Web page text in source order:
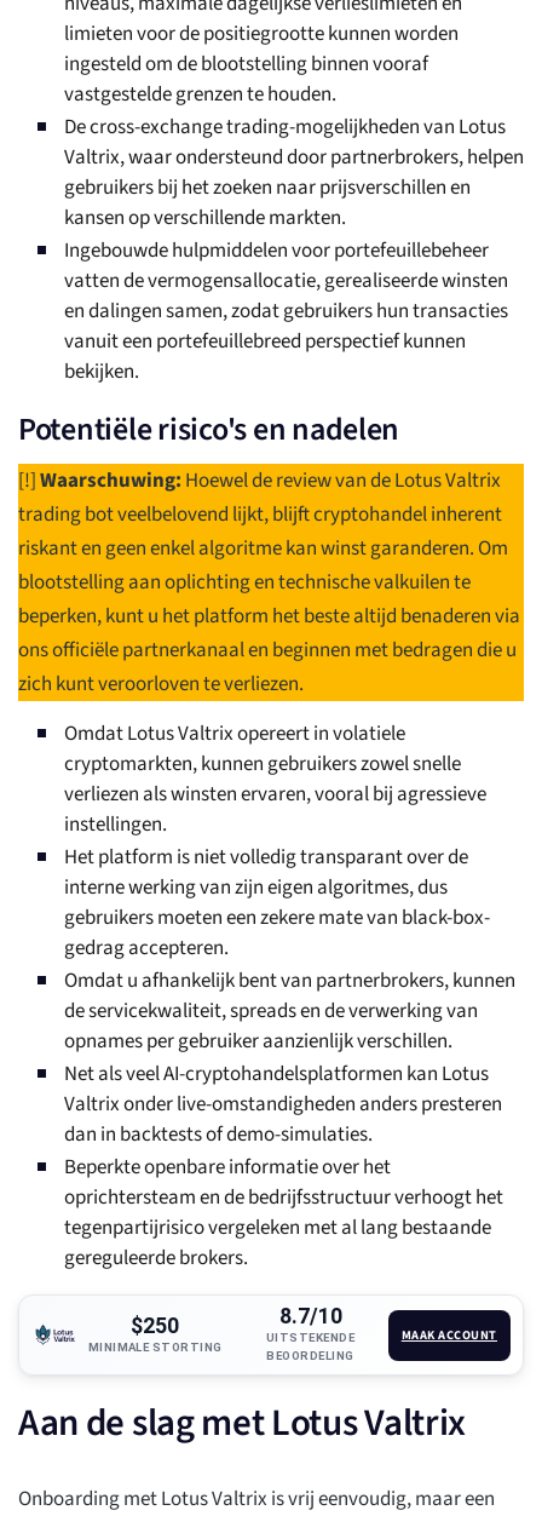
limieten voor de positiegrootte kunnen worden
ingesteld om de blootstelling binnen vooraf
vastgestelde grenzen te houden.
De cross-exchange trading-mogelijkheden van Lotus
Valtrix, waar ondersteund door partnerbrokers, helpen
gebruikers bij het zoeken naar prijsverschillen en
kansen op verschillende markten.
Ingebouwde hulpmiddelen voor portefeuillebeheer
vatten de vermogensallocatie, gerealiseerde winsten
en dalingen samen, zodat gebruikers hun transacties
vanuit een portefeuillebreed perspectief kunnen
bekijken.
Potentiële risico's en nadelen
[!]Waarschuwing: Hoewel de review van de Lotus Valtrix
trading bot veelbelovend lijkt, blijft cryptohandel inherent
riskant en geen enkel algoritme kan winst garanderen. Om
blootstelling aan oplichting en technische valkuilen te
beperken, kunt u het platform het beste altijd benaderen via
ons officiële partnerkanaal en beginnen met bedragen die u
zich kunt veroorloven te verliezen.
Omdat Lotus Valtrix opereert in volatiele
cryptomarkten, kunnen gebruikers zowel snelle
verliezen als winsten ervaren, vooral bij agressieve
instellingen.
Het platform is niet volledig transparant over de
interne werking van zijn eigen algoritmes, dus
gebruikers moeten een zekere mate van black-box-
gedrag accepteren.
Omdat u afhankelijk bent van partnerbrokers, kunnen
de servicekwaliteit, spreads en de verwerking van
opnames per gebruiker aanzienlijk verschillen.
Net als veel AI-cryptohandelsplatformen kan Lotus
Valtrix onder live-omstandigheden anders presteren
dan in backtests of demo-simulaties.
Beperkte openbare informatie over het
oprichtersteam en de bedrijfsstructuur verhoogt het
tegenpartijrisico vergeleken met al lang bestaande
gereguleerde brokers.
$250
MINIMALE STORTING
8.7/10
UITSTEKENDE
BEOORDELING
MAAK ACCOUNT
Aan de slag met Lotus Valtrix
Onboarding met Lotus Valtrix is vrij eenvoudig, maar een